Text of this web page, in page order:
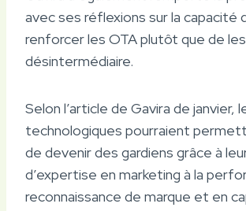
avec ses réflexions sur la capacité
renforcer les OTA plutôt que de les
désintermédiaire.
Selon l’article de Gavira de janvier,
technologiques pourraient
de devenir des gardiens grâce à
d’expertise en marketing à la
reconnaissance de marque et en